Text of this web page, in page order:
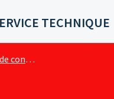
TECHNIQUE